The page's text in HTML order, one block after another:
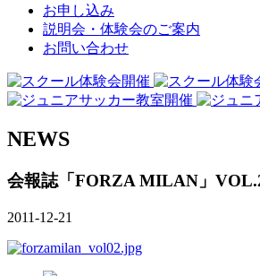
お申し込み
説明会・体験会のご案内
お問い合わせ
NEWS
会報誌「FORZA MILAN」
2011-12-21